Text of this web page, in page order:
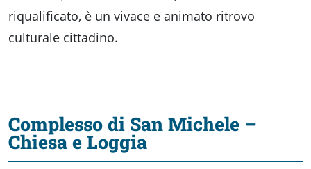
riqualificato, è un vivace e animato ritrovo
culturale cittadino.
Complesso di San Michele –
Chiesa e Loggia